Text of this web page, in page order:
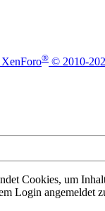
® © 2010-
Cookies, um
Login angemeldet